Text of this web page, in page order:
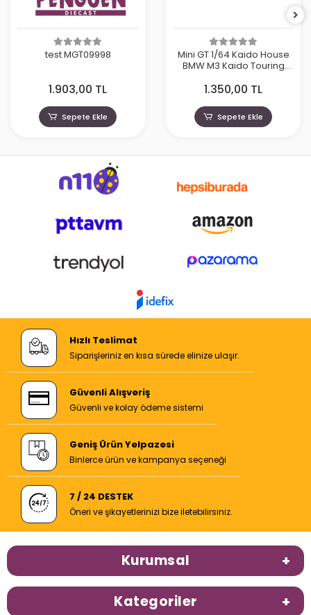
test MGT09998
1.903,00 TL
Sepete Ekle
Mini GT 1/64 Kaido House
BMW M3 Kaido Touring
1.350,00 TL
Sepete Ekle
Hızlı Teslimat
Siparişleriniz en kısa sürede elinize ulaşır.
Güvenli Alışveriş
Güvenli ve kolay ödeme sistemi
Geniş Ürün Yelpazesi
Binlerce ürün ve kampanya seçeneği
7 / 24 DESTEK
Öneri ve şikayetlerinizi bize iletebilirsiniz.
Kurumsal
Kategoriler